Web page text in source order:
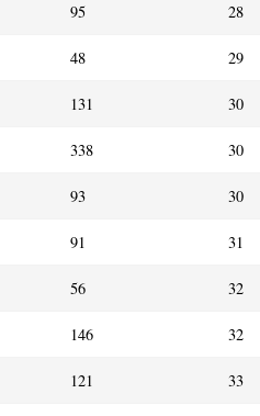
95 28
48 29
131 30
338 30
93 30
91 31
56 32
146 32
121 33